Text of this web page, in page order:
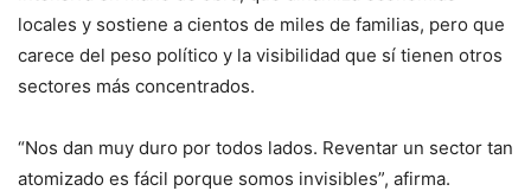
locales y sostiene a cientos de miles de familias, pero que
carece del peso político y la visibilidad que sí tienen otros
sectores más concentrados.
“Nos dan muy duro por todos lados. Reventar un sector tan
atomizado es fácil porque somos invisibles”, afirma.